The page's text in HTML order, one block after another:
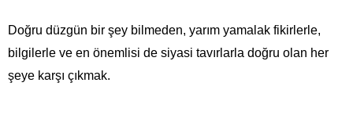
Doğru düzgün bir şey bilmeden, yarım yamalak fikirlerle,
bilgilerle ve en önemlisi de siyasi tavırlarla doğru olan her
şeye karşı çıkmak.